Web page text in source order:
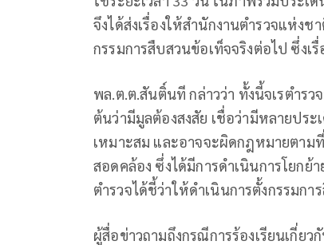
จึงได้ส่งเรื่องให้สำนักงานตำรวจแห่
กรรมการสืบสวนข้อเท็จจริงต่อไป ซึ่งเ
พล.ต.ต.สันติ์นที กล่าวว่า ทั้งนี้จเรตำร
ต้นว่ามีมูลต้องสงสัย เชื่อว่ามีหลายประ
เหมาะสม และอาจจะผิดกฎหมายตาม
สอดคล้อง ซึ่งได้มีการดำเนินการโยกย้
ตำรวจได้ชี้ว่าให้ดำเนินการตั้งกรรมก
ผู้สื่อข่าวถามถึงกรณีการร้องเรียนเกี่ย